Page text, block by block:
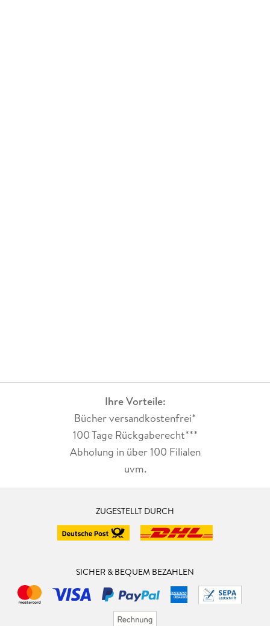
Ihre Vorteile:
Bücher versandkostenfrei*
100 Tage Rückgaberecht***
Abholung in über 100 Filialen
uvm.
ZUGESTELLT DURCH
SICHER & BEQUEM BEZAHLEN